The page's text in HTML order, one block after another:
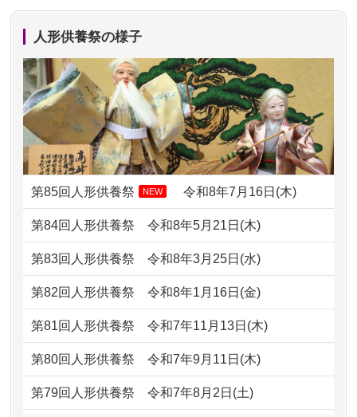
2026/07/11思い出のある人形達を、ちゃんと供養
したく、花...
2026/07/10家から近かったので。
2026/07/08誰も住んでいない実家の片付けを始め
ました。 ...
2026/07/069年間自由が丘店を見守ってくれてあり
がとう。
2026/07/05 しっかりとお人形たちの供養をしてい
ただけると...
2026/06/30長年大事にしてきた雛人形です、供養
ガラスケースのまま引き取ってくださ
るのが助か...
ですが？
2024/01/13お雛様のセットを供養・処分したいの
ですが、お雛様とお内裏様だ...
2024/01/13供養申込みの後、供養祭までお人形は
どうなってるのですか？
2024/01/13会社のようですが、きちんと供養して
供養が終わったお人形以外はどうして
るのですか？
人形供養祭の様子
第85回人形供養祭 NEW 令和8年7月16日(木)
第84回人形供養祭令和8年5月21日(木)
第83回人形供養祭令和8年3月25日(水)
第82回人形供養祭令和8年1月16日(金)
第81回人形供養祭令和7年11月13日(木)
第80回人形供養祭令和7年9月11日(木)
第79回人形供養祭令和7年8月2日(土)